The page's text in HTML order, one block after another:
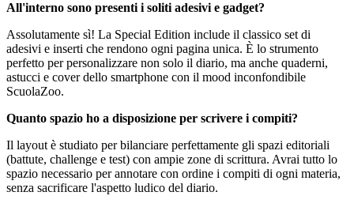
All'interno sono presenti i soliti adesivi e gadget?
Assolutamente sì! La Special Edition include il classico set di
adesivi e inserti che rendono ogni pagina unica. È lo strumento
perfetto per personalizzare non solo il diario, ma anche quaderni,
astucci e cover dello smartphone con il mood inconfondibile
ScuolaZoo.
Quanto spazio ho a disposizione per scrivere i compiti?
Il layout è studiato per bilanciare perfettamente gli spazi editoriali
(battute, challenge e test) con ampie zone di scrittura. Avrai tutto lo
spazio necessario per annotare con ordine i compiti di ogni materia,
senza sacrificare l'aspetto ludico del diario.